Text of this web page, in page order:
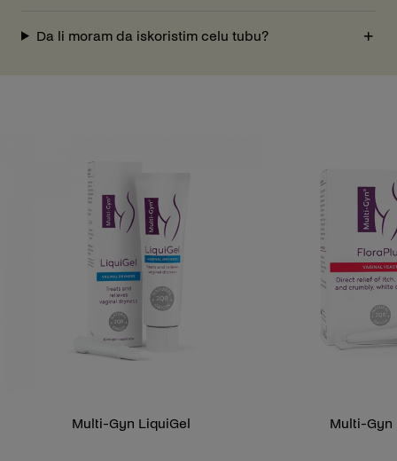
Da li moram da iskoristim celu tubu?
Multi-Gyn LiquiGel Multi-Gyn